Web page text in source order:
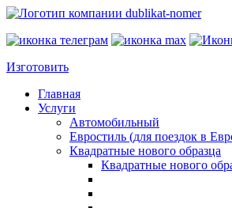
Изготовить
Главная
Услуги
Автомобильный
Евростиль (для поездок в
Квадратные нового образца
Квадратные нового